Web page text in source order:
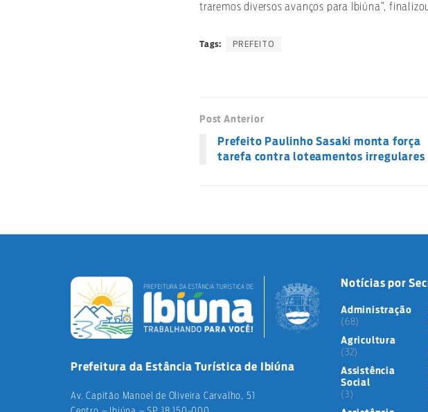
traremos diversos avanços para Ibiúna”,
Tags: PREFEITO
Post Anterior
Prefeito Paulinho Sasaki monta força
tarefa contra loteamentos irregulares
Prefeitura da Estância Turística de Ibiúna
Av. Capitão Manoel de Oliveira Carvalho, 51
Notícias por
Administração
(68)
Agricultura
(32)
Assistência
Social
(3)